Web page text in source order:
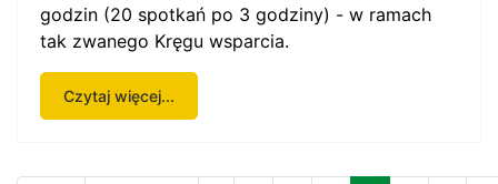
godzin (20 spotkań po 3 godziny) - w ramach
tak zwanego Kręgu wsparcia.
Czytaj więcej...